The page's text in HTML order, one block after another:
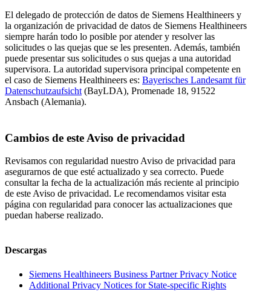
El delegado de protección de datos de Siemens Healthineers y
la organización de privacidad de datos de Siemens Healthineers
siempre harán todo lo posible por atender y resolver las
solicitudes o las quejas que se les presenten. Además, también
puede presentar sus solicitudes o sus quejas a una autoridad
supervisora. La autoridad supervisora principal competente en
el caso de Siemens Healthineers es: Bayerisches Landesamt für
Datenschutzaufsicht (BayLDA), Promenade 18, 91522
Ansbach (Alemania).
Cambios de este Aviso de privacidad
Revisamos con regularidad nuestro Aviso de privacidad para
asegurarnos de que esté actualizado y sea correcto. Puede
consultar la fecha de la actualización más reciente al principio
de este Aviso de privacidad. Le recomendamos visitar esta
página con regularidad para conocer las actualizaciones que
puedan haberse realizado.
Descargas
Siemens Healthineers Business Partner Privacy Notice
Additional Privacy Notices for State-specific Rights